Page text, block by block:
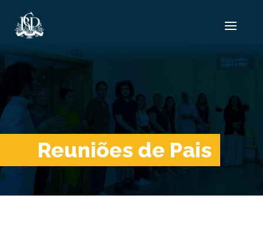
Reuniões de Pais